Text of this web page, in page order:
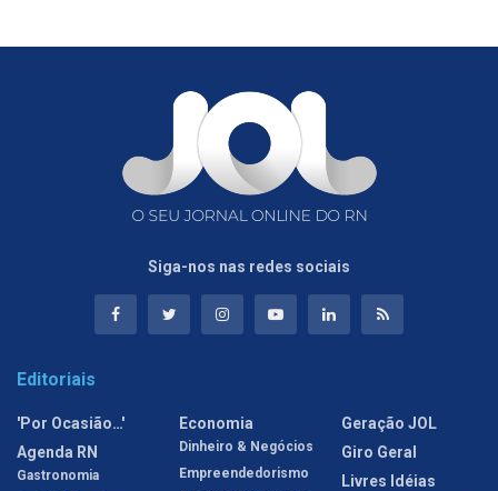
Siga-nos nas redes sociais
Editoriais
'Por Ocasião…'
Agenda RN
Gastronomia
Economia
Dinheiro & Negócios
Empreendedorismo
Geração JOL
Giro Geral
Livres Idéias